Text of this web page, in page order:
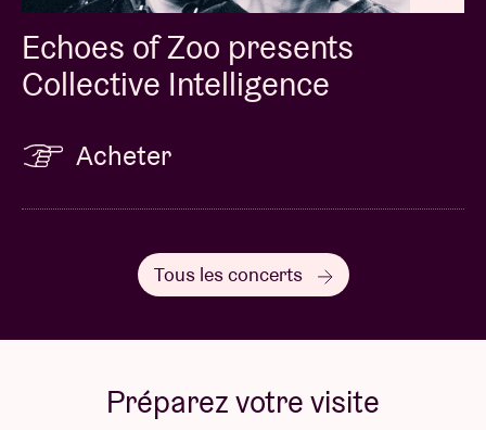
Echoes of Zoo presents
Collective Intelligence
Acheter
Tous les concerts
Préparez votre visite